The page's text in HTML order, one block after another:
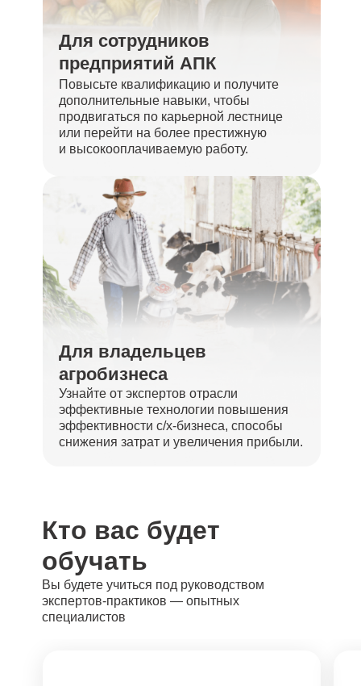
Для сотрудников
предприятий АПК
Повысьте квалификацию и получите
дополнительные навыки, чтобы
продвигаться по карьерной лестнице
или перейти на более престижную
и высокооплачиваемую работу.
Для владельцев
агробизнеса
Узнайте от экспертов отрасли
эффективные технологии повышения
эффективности с/х-бизнеса, способы
снижения затрат и увеличения прибыли.
Кто вас будет
обучать
Вы будете учиться под руководством
экспертов-практиков — опытных
специалистов